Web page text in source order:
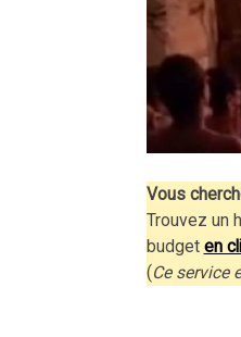
Vous
Trouvez un
budget en
(Ce service